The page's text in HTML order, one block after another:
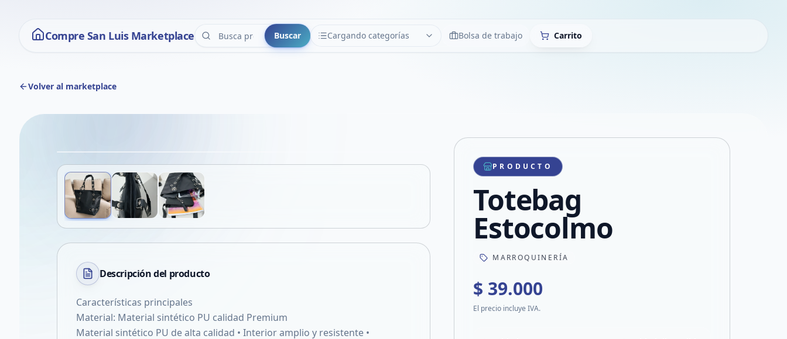
Compre San Luis Marketplace Buscar Cargando categorías
CATEGORÍAS LimpiarBolsa de trabajo Carrito
Volver al marketplace
Compartir producto
Compartir por WhatsApp
Compartir por mail
Compartir en Facebook
Descripción del producto
Características principales
Material: Material sintético PU calidad Premium
Material sintético PU de alta calidad • Interior amplio y resistente •
PRODUCTO
Totebag
Estocolmo
MARROQUINERÍA
$ 39.000
El precio incluye IVA.